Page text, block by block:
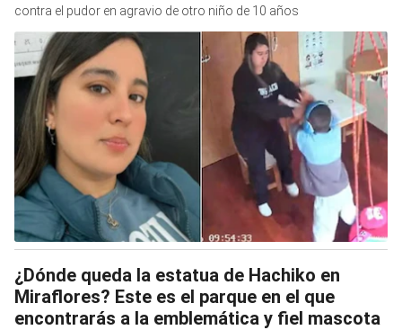
contra el pudor en agravio de otro niño de 10 años
¿Dónde queda la estatua de Hachiko en
Miraflores? Este es el parque en el que
encontrarás a la emblemática y fiel mascota